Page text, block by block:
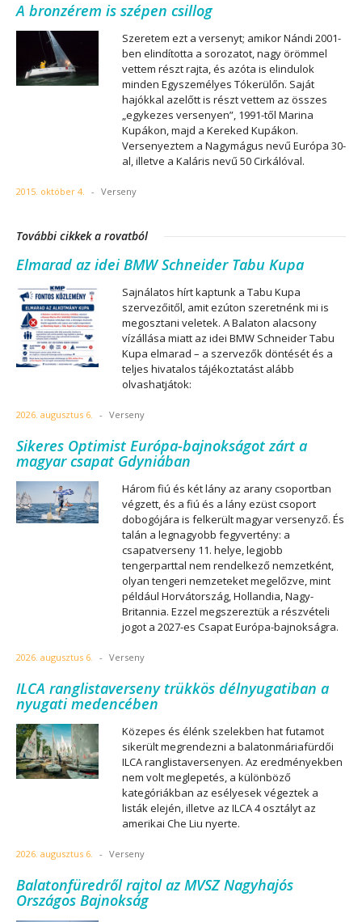
A bronzérem is szépen csillog
Szeretem ezt a versenyt; amikor Nándi 2001-
ben elindította a sorozatot, nagy örömmel
vettem részt rajta, és azóta is elindulok
minden Egyszemélyes Tókerülőn. Saját
hajókkal azelőtt is részt vettem az összes
„egykezes versenyen”, 1991-től Marina
Kupákon, majd a Kereked Kupákon.
Versenyeztem a Nagymágus nevű Európa 30-
al, illetve a Kaláris nevű 50 Cirkálóval.
2015. október 4. - Verseny
További cikkek a rovatból
Elmarad az idei BMW Schneider Tabu Kupa
Sajnálatos hírt kaptunk a Tabu Kupa
szervezőitől, amit ezúton szeretnénk mi is
megosztani veletek. A Balaton alacsony
vízállása miatt az idei BMW Schneider Tabu
Kupa elmarad – a szervezők döntését és a
teljes hivatalos tájékoztatást alább
olvashatjátok:
2026. augusztus 6. - Verseny
Sikeres Optimist Európa-bajnokságot zárt a
magyar csapat Gdyniában
Három fiú és két lány az arany csoportban
végzett, és a fiú és a lány ezüst csoport
dobogójára is felkerült magyar versenyző. És
talán a legnagyobb fegyvertény: a
csapatverseny 11. helye, legjobb
tengerparttal nem rendelkező nemzetként,
olyan tengeri nemzeteket megelőzve, mint
például Horvátország, Hollandia, Nagy-
Britannia. Ezzel megszereztük a részvételi
jogot a 2027-es Csapat Európa-bajnokságra.
2026. augusztus 6. - Verseny
ILCA ranglistaverseny trükkös délnyugatiban a
nyugati medencében
Közepes és élénk szelekben hat futamot
sikerült megrendezni a balatonmáriafürdői
ILCA ranglistaversenyen. Az eredményekben
nem volt meglepetés, a különböző
kategóriákban az esélyesek végeztek a
listák elején, illetve az ILCA 4 osztályt az
amerikai Che Liu nyerte.
2026. augusztus 6. - Verseny
Balatonfüredről rajtol az MVSZ Nagyhajós
Országos Bajnokság